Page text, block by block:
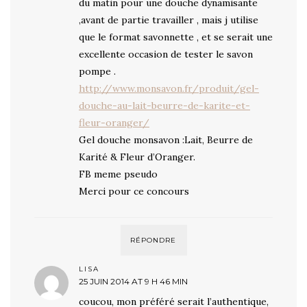
du matin pour une douche dynamisante
,avant de partie travailler , mais j utilise
que le format savonnette , et se serait une
excellente occasion de tester le savon
pompe .
http://www.monsavon.fr/produit/gel-
douche-au-lait-beurre-de-karite-et-
fleur-oranger/
Gel douche monsavon :Lait, Beurre de
Karité & Fleur d’Oranger.
FB meme pseudo
Merci pour ce concours
RÉPONDRE
LISA
25 JUIN 2014 AT 9 H 46 MIN
coucou, mon préféré serait l’authentique,